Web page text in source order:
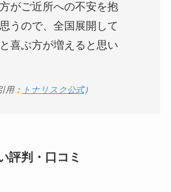
がご近所への不安を抱
うので、全国展開して
喜ぶ方が増えると思い
用： トナリスク公式）
評判・口コミ